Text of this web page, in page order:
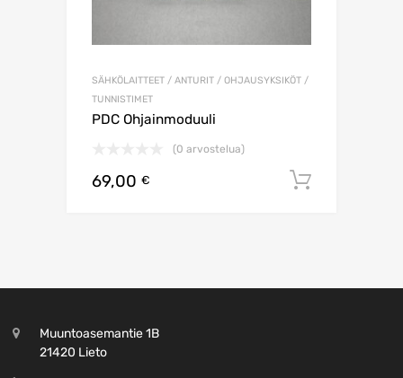
SÄHKÖLAITTEET / ANTURIT / OHJAUSYKSIKÖT /
TUNNISTIMET
PDC Ohjainmoduuli
(0 arvostelua)
69,00 €
Muuntoasemantie 1B
21420 Lieto